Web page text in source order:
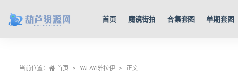
首页 魔镜街拍 合集套图 单期套图
当前位置： 首页 YALAYI雅拉伊 正文
全部